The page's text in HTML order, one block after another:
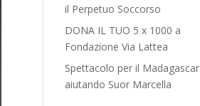
il Perpetuo Soccorso
DONA IL TUO 5 x 1000 a
Fondazione Via Lattea
Spettacolo per il Madagascar
aiutando Suor Marcella